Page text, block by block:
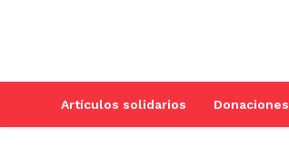
Artículos solidarios Donaciones